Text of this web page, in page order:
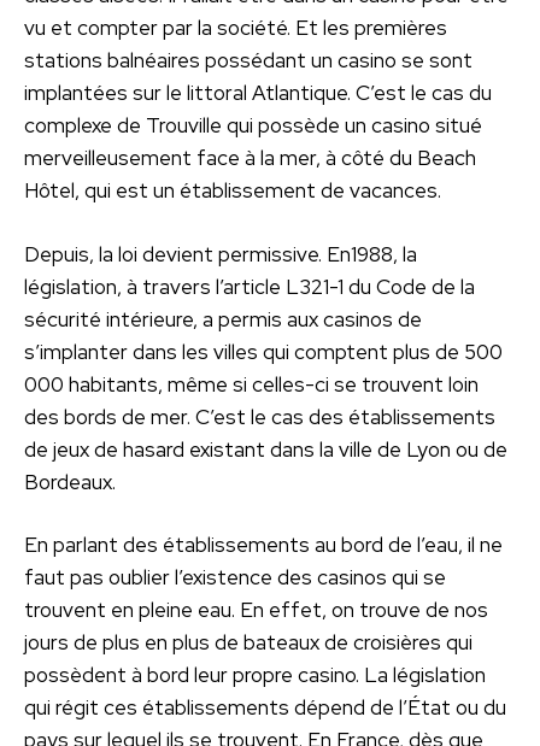
vu et compter par la société. Et les premières
stations balnéaires possédant un casino se sont
implantées sur le littoral Atlantique. C’est le cas du
complexe de Trouville qui possède un casino situé
merveilleusement face à la mer, à côté du Beach
Hôtel, qui est un établissement de vacances.
Depuis, la loi devient permissive. En1988, la
législation, à travers l’article L321-1 du Code de la
sécurité intérieure, a permis aux casinos de
s’implanter dans les villes qui comptent plus de 500
000 habitants, même si celles-ci se trouvent loin
des bords de mer. C’est le cas des établissements
de jeux de hasard existant dans la ville de Lyon ou de
Bordeaux.
En parlant des établissements au bord de l’eau, il ne
faut pas oublier l’existence des casinos qui se
trouvent en pleine eau. En effet, on trouve de nos
jours de plus en plus de bateaux de croisières qui
possèdent à bord leur propre casino. La législation
qui régit ces établissements dépend de l’État ou du
pays sur lequel ils se trouvent. En France, dès que